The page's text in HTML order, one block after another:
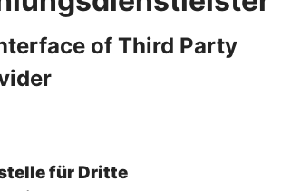
of Third Party
für Dritte